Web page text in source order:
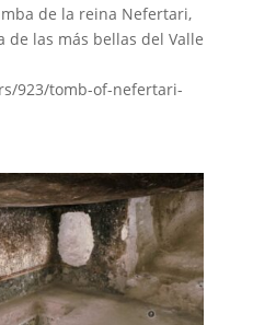
de la reina Nefertari,
de las más bellas del Valle
923/tomb-of-nefertari-